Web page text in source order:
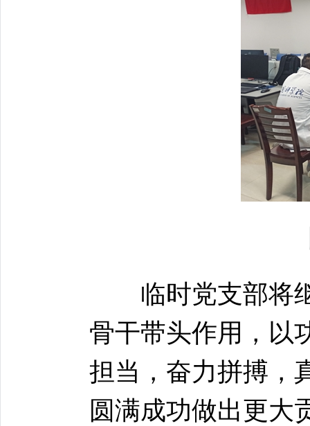
临时党支部将继
骨干带头作用，以
担当，奋力拼搏，
圆满成功做出更大